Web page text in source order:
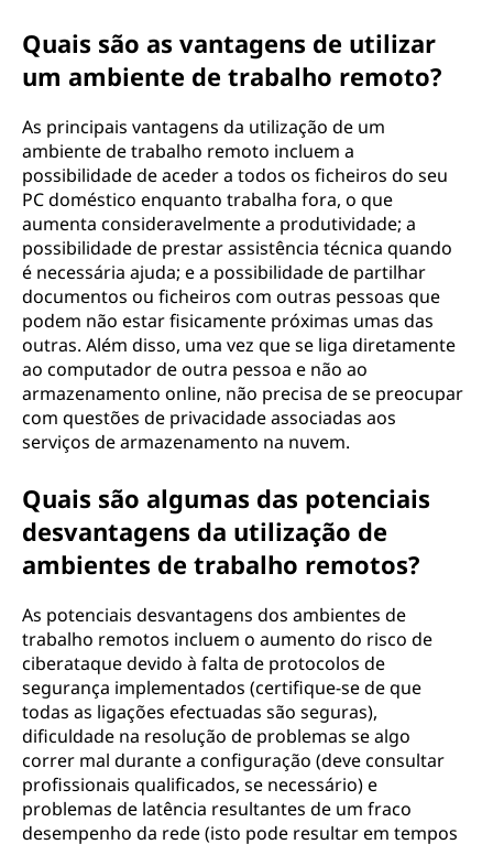
Quais são as vantagens de utilizar
um ambiente de trabalho remoto?
As principais vantagens da utilização de um
ambiente de trabalho remoto incluem a
possibilidade de aceder a todos os ficheiros do seu
PC doméstico enquanto trabalha fora, o que
aumenta consideravelmente a produtividade; a
possibilidade de prestar assistência técnica quando
é necessária ajuda; e a possibilidade de partilhar
documentos ou ficheiros com outras pessoas que
podem não estar fisicamente próximas umas das
outras. Além disso, uma vez que se liga diretamente
ao computador de outra pessoa e não ao
armazenamento online, não precisa de se preocupar
com questões de privacidade associadas aos
serviços de armazenamento na nuvem.
Quais são algumas das potenciais
desvantagens da utilização de
ambientes de trabalho remotos?
As potenciais desvantagens dos ambientes de
trabalho remotos incluem o aumento do risco de
ciberataque devido à falta de protocolos de
segurança implementados (certifique-se de que
todas as ligações efectuadas são seguras),
dificuldade na resolução de problemas se algo
correr mal durante a configuração (deve consultar
profissionais qualificados, se necessário) e
problemas de latência resultantes de um fraco
desempenho da rede (isto pode resultar em tempos